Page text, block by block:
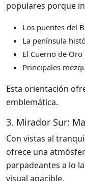
populares porque
Los puentes del
La península
El Cuerno de Oro
Principales
Esta orientación
emblemática.
3. Mirador Sur:
Con vistas al
ofrece una
parpadeantes a lo
visual apacible.